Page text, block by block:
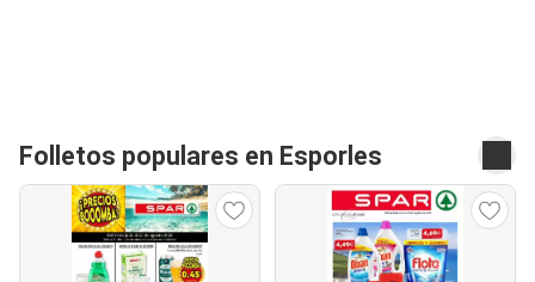
Folletos populares en Esporles